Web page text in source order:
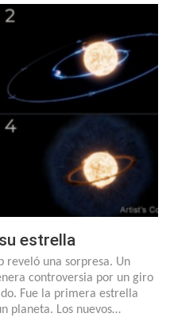
estrella
reveló una sorpresa. Un
controversia por un giro
Fue la primera estrella
planeta. Los nuevos…